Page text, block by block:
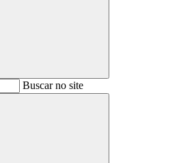
BuscarBuscar no site